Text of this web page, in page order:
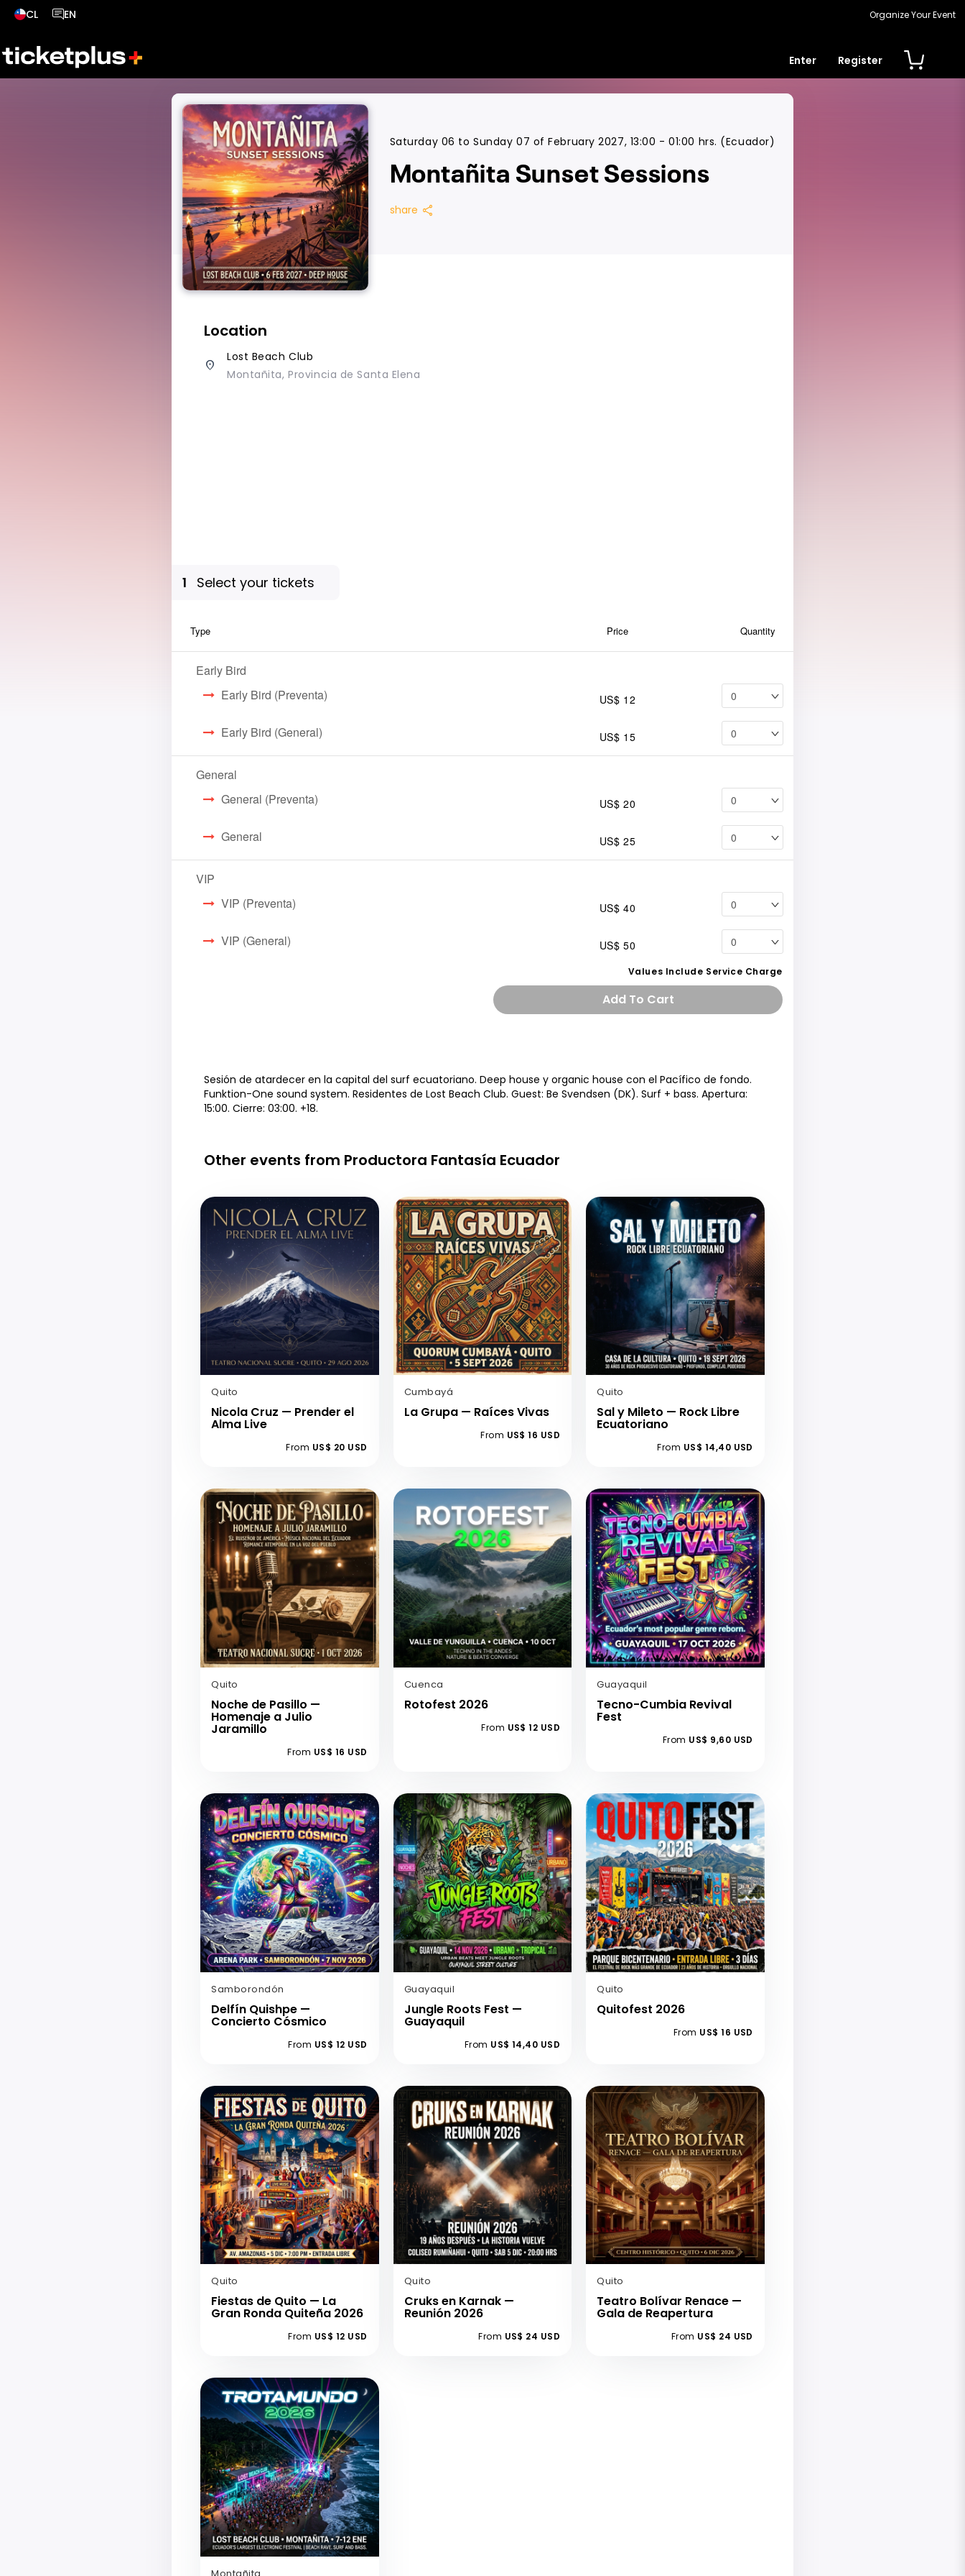
CL
País seleccionado, cambiar país
EN
Idioma seleccionado, cambiar idioma Organize Your Event
Enter Register
Saturday 06 to Sunday 07 of February 2027, 13:00 - 01:00 hrs. (Ecuador)
Montañita Sunset Sessions
share share
Location
place
Lost Beach Club
Montañita, Provincia de Santa Elena
Select your tickets
1
Type Price Quantity
Early Bird
Early Bird (Preventa)
US$ 12
Early Bird (General) US$ 15
General
General (Preventa)
US$ 20
General US$ 25
VIP
VIP (Preventa)
US$ 40
VIP (General) US$ 50
Values Include Service Charge
Add To Cart
Sesión de atardecer en la capital del surf ecuatoriano. Deep house y organic house con el Pacífico de fondo.
Funktion-One sound system. Residentes de Lost Beach Club. Guest: Be Svendsen (DK). Surf + bass. Apertura:
15:00. Cierre: 03:00. +18.
Other events from Productora Fantasía Ecuador
Quito
Nicola Cruz — Prender el
Alma Live
From US$ 20 USD
Cumbayá
La Grupa — Raíces Vivas
From US$ 16 USD
Quito
Sal y Mileto — Rock Libre
Ecuatoriano
From US$ 14,40 USD
Quito
Noche de Pasillo —
Homenaje a Julio
Jaramillo
From US$ 16 USD
Cuenca
Rotofest 2026
From US$ 12 USD
Guayaquil
Tecno-Cumbia Revival
Fest
From US$ 9,60 USD
Samborondón
Delfín Quishpe —
Concierto Cósmico
From US$ 12 USD
Guayaquil
Jungle Roots Fest —
Guayaquil
From US$ 14,40 USD
Quito
Quitofest 2026
From US$ 16 USD
Quito
Fiestas de Quito — La
Gran Ronda Quiteña 2026
From US$ 12 USD
Quito
Cruks en Karnak —
Reunión 2026
From US$ 24 USD
Quito
Teatro Bolívar Renace —
Gala de Reapertura
From US$ 24 USD